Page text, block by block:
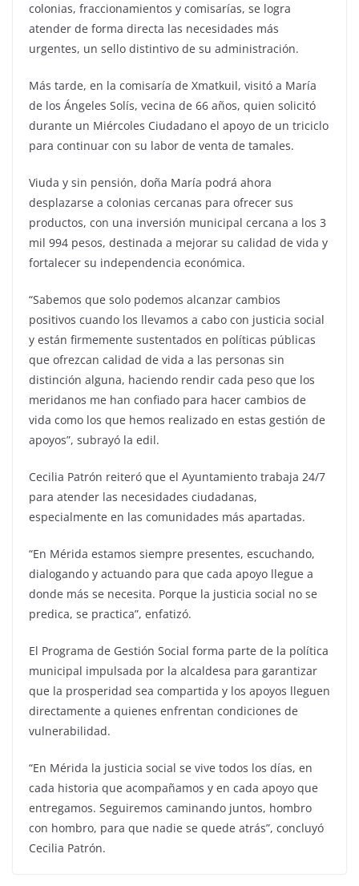
colonias, fraccionamientos y comisarías, se logra
atender de forma directa las necesidades más
urgentes, un sello distintivo de su administración.
Más tarde, en la comisaría de Xmatkuil, visitó a María
de los Ángeles Solís, vecina de 66 años, quien solicitó
durante un Miércoles Ciudadano el apoyo de un triciclo
para continuar con su labor de venta de tamales.
Viuda y sin pensión, doña María podrá ahora
desplazarse a colonias cercanas para ofrecer sus
productos, con una inversión municipal cercana a los 3
mil 994 pesos, destinada a mejorar su calidad de vida y
fortalecer su independencia económica.
“Sabemos que solo podemos alcanzar cambios
positivos cuando los llevamos a cabo con justicia social
y están firmemente sustentados en políticas públicas
que ofrezcan calidad de vida a las personas sin
distinción alguna, haciendo rendir cada peso que los
meridanos me han confiado para hacer cambios de
vida como los que hemos realizado en estas gestión de
apoyos”, subrayó la edil.
Cecilia Patrón reiteró que el Ayuntamiento trabaja 24/7
para atender las necesidades ciudadanas,
especialmente en las comunidades más apartadas.
“En Mérida estamos siempre presentes, escuchando,
dialogando y actuando para que cada apoyo llegue a
donde más se necesita. Porque la justicia social no se
predica, se practica”, enfatizó.
El Programa de Gestión Social forma parte de la política
municipal impulsada por la alcaldesa para garantizar
que la prosperidad sea compartida y los apoyos lleguen
directamente a quienes enfrentan condiciones de
vulnerabilidad.
“En Mérida la justicia social se vive todos los días, en
cada historia que acompañamos y en cada apoyo que
entregamos. Seguiremos caminando juntos, hombro
con hombro, para que nadie se quede atrás”, concluyó
Cecilia Patrón.